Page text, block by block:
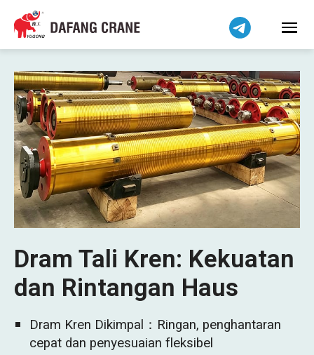
Dram Tali Kren: Kekuatan
dan Rintangan Haus
Dram Kren Dikimpal：Ringan, penghantaran
cepat dan penyesuaian fleksibel